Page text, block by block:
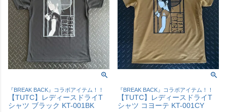
『BREAK BACK』コラボアイテム！！
【TUTC】レディースドライT
シャツ ブラック KT-001BK
『BREAK BACK』コラボアイテム！！
【TUTC】レディースドライT
シャツ コヨーテ KT-001CY